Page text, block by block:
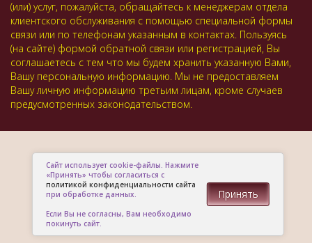
(или) услуг, пожалуйста, обращайтесь к менеджерам отдела
клиентского обслуживания с помощью специальной формы
связи или по телефонам указанным в контактах. Пользуясь
(на сайте) формой обратной связи или регистрацией, Вы
соглашаетесь с тем что мы будем хранить указанную Вами,
Вашу персональную информацию. Мы не предоставляем
Вашу личную информацию третьим лицам, кроме случаев
предусмотренных законодательством.
Сайт использует cookie-файлы. Нажмите
«Принять» чтобы согласиться с
политикой конфиденциальности сайта
при обработке данных.
Если Вы не согласны, Вам необходимо
покинуть сайт.
Принять